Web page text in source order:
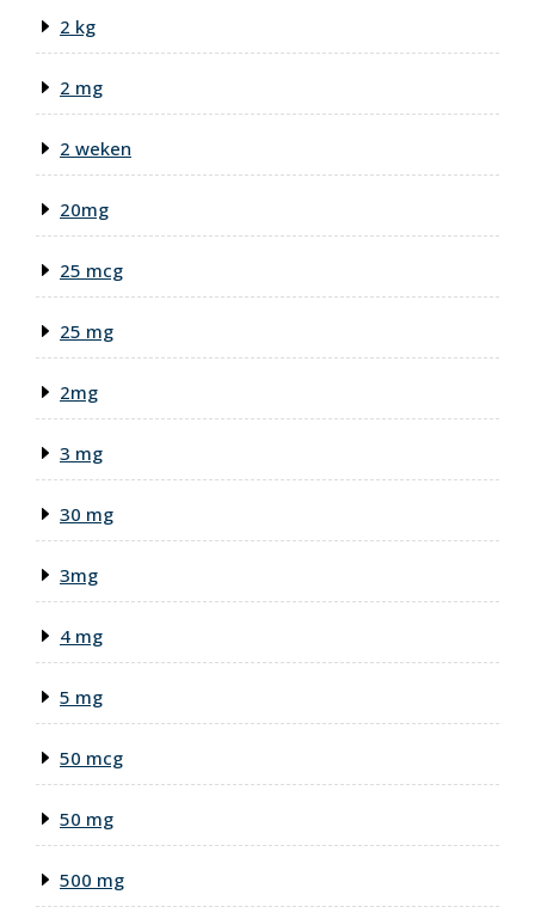
2 kg
2 mg
2 weken
20mg
25 mcg
25 mg
2mg
3 mg
30 mg
3mg
4 mg
5 mg
50 mcg
50 mg
500 mg